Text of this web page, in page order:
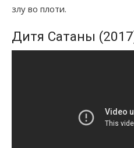
злу во плоти.
Дитя Сатаны